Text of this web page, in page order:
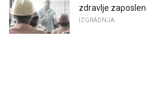
zdravlje
IZGRADNJA